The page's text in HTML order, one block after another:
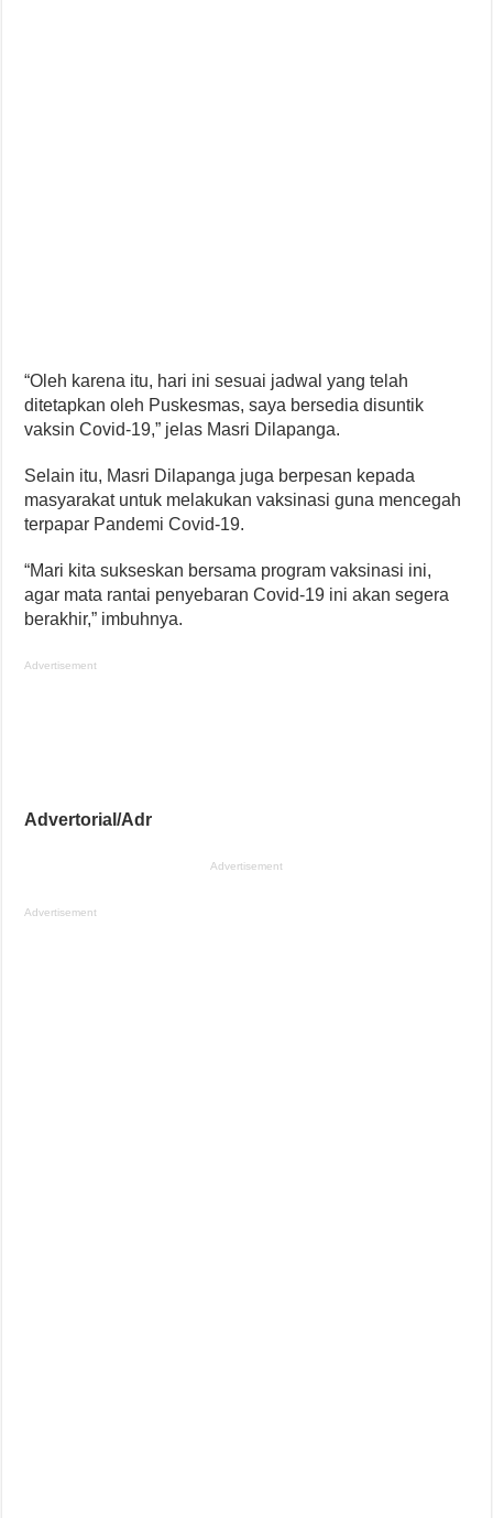
“Oleh karena itu, hari ini sesuai jadwal yang telah
ditetapkan oleh Puskesmas, saya bersedia disuntik
vaksin Covid-19,” jelas Masri Dilapanga.
Selain itu, Masri Dilapanga juga berpesan kepada
masyarakat untuk melakukan vaksinasi guna mencegah
terpapar Pandemi Covid-19.
“Mari kita sukseskan bersama program vaksinasi ini,
agar mata rantai penyebaran Covid-19 ini akan segera
berakhir,” imbuhnya.
Advertisement
Advertorial/Adr
Advertisement
Advertisement